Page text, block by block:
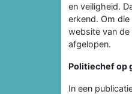
en veiligheid.
erkend. Om
website van de
afgelopen.
Politiechef op
In een